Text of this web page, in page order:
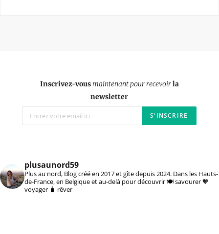
Inscrivez-vousmaintenant pour recevoirla
newsletter
plusaunord59
Plus au nord, Blog créé en 2017 et gîte depuis 2024. Dans les Hauts-
de-France, en Belgique et au-delà pour découvrir 🍽️ savourer 🧡
voyager 🧳 rêver